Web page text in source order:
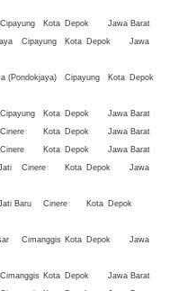
Cipayung Kota Depok
Jawa Barat
Cipayung Kota Depok
Jawa
(Pondokjaya) Cipayung Kota Depok
Cipayung Kota Depok
Jawa Barat
Cinere Kota Depok
Jawa Barat
Cinere Kota Depok
Jawa Barat
Cinere Kota Depok
Jawa
Baru Cinere Kota Depok
Cimanggis Kota Depok
Jawa
Cimanggis Kota Depok
Jawa Barat